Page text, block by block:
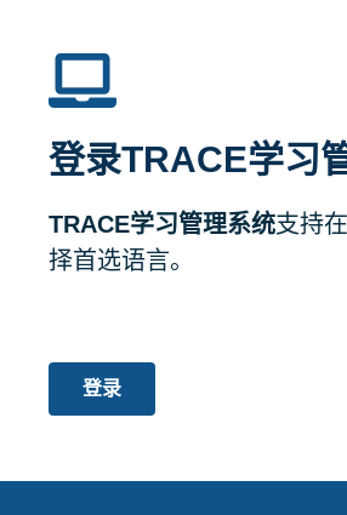
登录TRACE学习
TRACE学习管理系统支持
择首选语言。
登录